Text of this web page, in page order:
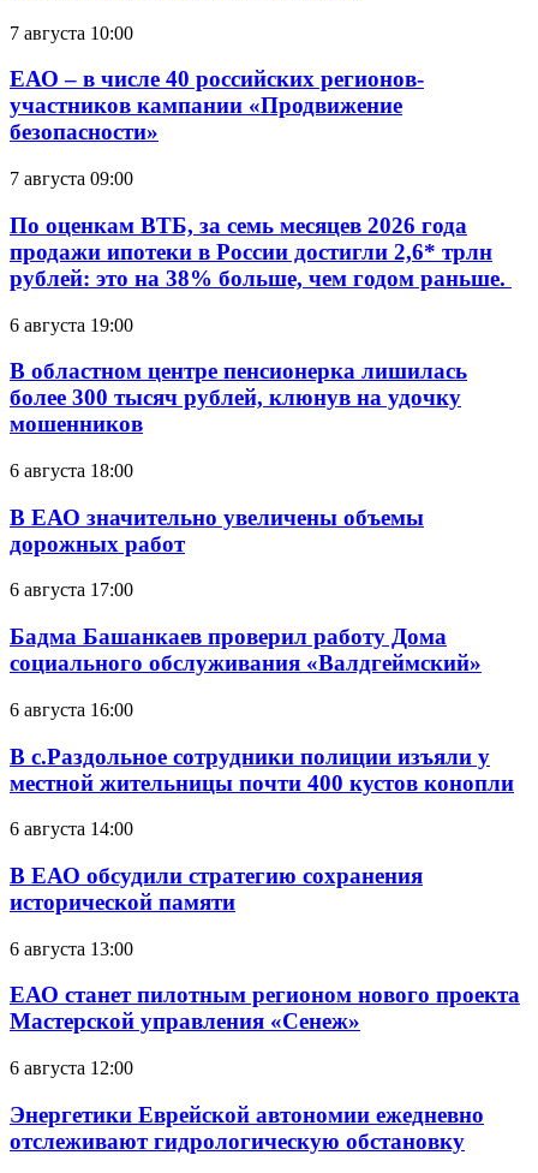
7 августа 10:00
ЕАО – в числе 40 российских регионов-
участников кампании «Продвижение
безопасности»
7 августа 09:00
По оценкам ВТБ, за семь месяцев 2026 года
продажи ипотеки в России достигли 2,6* трлн
рублей: это на 38% больше, чем годом раньше.
6 августа 19:00
В областном центре пенсионерка лишилась
более 300 тысяч рублей, клюнув на удочку
мошенников
6 августа 18:00
В ЕАО значительно увеличены объемы
дорожных работ
6 августа 17:00
Бадма Башанкаев проверил работу Дома
социального обслуживания «Валдгеймский»
6 августа 16:00
В с.Раздольное сотрудники полиции изъяли у
местной жительницы почти 400 кустов конопли
6 августа 14:00
В ЕАО обсудили стратегию сохранения
исторической памяти
6 августа 13:00
ЕАО станет пилотным регионом нового проекта
Мастерской управления «Сенеж»
6 августа 12:00
Энергетики Еврейской автономии ежедневно
отслеживают гидрологическую обстановку